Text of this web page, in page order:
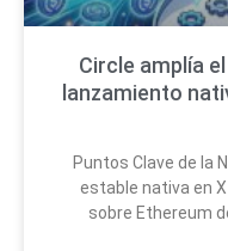
Circle amplía
lanzamiento
Puntos Clave de la
estable nativa en
sobre Ethereum